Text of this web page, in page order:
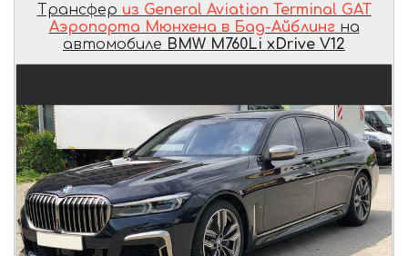
Трансфер из General Aviation Terminal GAT
Аэропорта Мюнхена в Бад-Айблинг на
автомобиле BMW M760Li xDrive V12